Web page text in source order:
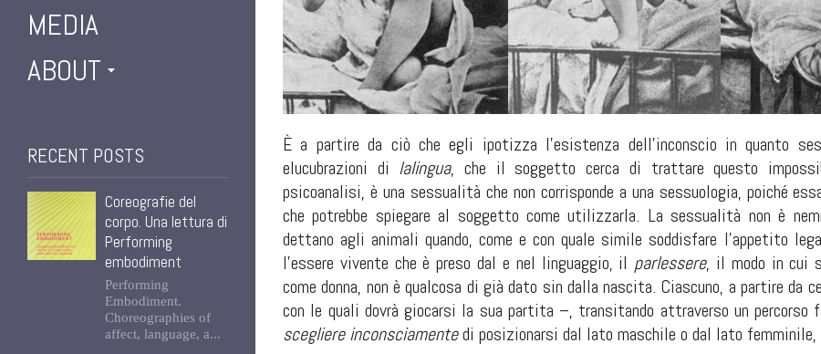
MEDIA
ABOUT
RECENT POSTS
Coreografie del
corpo. Una lettura di
Performing
embodiment
Performing
Embodiment.
Choreographies of
affect, language, a...
È a partire da ciò che egli ipotizza l’esistenza dell’inconscio in quanto
elucubrazioni di lalingua, che il soggetto cerca di trattare questo
psicoanalisi, è una sessualità che non corrisponde a una sessuologia, poiché
che potrebbe spiegare al soggetto come utilizzarla. La sessualità non è
dettano agli animali quando, come e con quale simile soddisfare l’appetito
l’essere vivente che è preso dal e nel linguaggio, il parlessere, il modo in cui
come donna, non è qualcosa di già dato sin dalla nascita. Ciascuno, a partire da
con le quali dovrà giocarsi la sua partita –, transitando attraverso un
scegliere inconsciamentedi posizionarsi dal lato maschile o dal lato